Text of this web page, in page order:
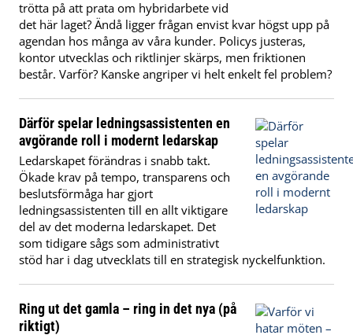
trötta på att prata om hybridarbete vid
det här laget? Ändå ligger frågan envist kvar högst upp på
agendan hos många av våra kunder. Policys justeras,
kontor utvecklas och riktlinjer skärps, men friktionen
består. Varför? Kanske angriper vi helt enkelt fel problem?
Därför spelar ledningsassistenten en
avgörande roll i modernt ledarskap
Ledarskapet förändras i snabb takt.
Ökade krav på tempo, transparens och
beslutsförmåga har gjort
ledningsassistenten till en allt viktigare
del av det moderna ledarskapet. Det
som tidigare sågs som administrativt
stöd har i dag utvecklats till en strategisk nyckelfunktion.
Ring ut det gamla – ring in det nya (på
riktigt)